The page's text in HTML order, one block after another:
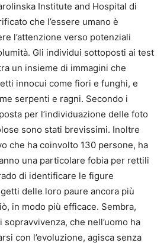
Institute and Hospital di
che l’essere umano è
l’attenzione verso potenziali
Gli individui sottoposti ai test
un insieme di immagini che
innocui come fiori e funghi, e
serpenti e ragni. Secondo i
per l’individuazione delle foto
sono stati brevissimi. Inoltre
che ha coinvolto 130 persone, ha
una particolare fobia per rettili
di identificare le figure
delle loro paure ancora più
in modo più efficace. Sembra,
sopravvivenza, che nell’uomo ha
con l’evoluzione, agisca senza